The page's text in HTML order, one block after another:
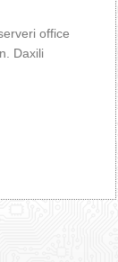
office
Daxili